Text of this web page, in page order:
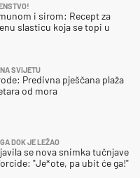
DOK JE LEŽAO
se nova snimka tučnjave
"Je*ote, pa ubit će ga!"
i sirom: Recept za
slasticu koja se topi u
SVIJETU
Predivna pješčana plaža
od mora